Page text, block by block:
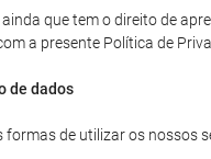
que tem o direito de
a presente Política de
de dados
formas de utilizar os nossos